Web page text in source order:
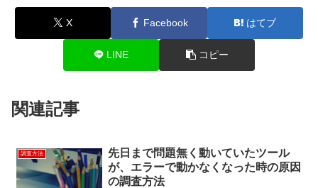
X Facebook はてブ
LINE コピー
関連記事
調査方法
先日まで問題無く動いていたツール
が、エラーで動かなくなった時の原因
の調査方法